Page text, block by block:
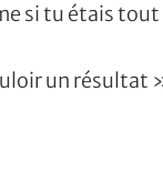
si tu étais
un résultat